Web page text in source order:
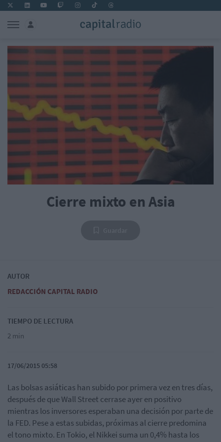
Cierre mixto en Asia
AUTOR
REDACCIÓN CAPITAL RADIO
TIEMPO DE LECTURA
2 min
17/06/2015 05:58
Las bolsas asiáticas han subido por primera vez en tres días,
después de que Wall Street cerrase ayer en positivo
mientras los inversores esperaban una decisión por parte de
la FED. Pese a estas subidas, próximas al cierre predomina
el tono mixto. En Tokio, el Nikkei suma un 0,4% hasta los